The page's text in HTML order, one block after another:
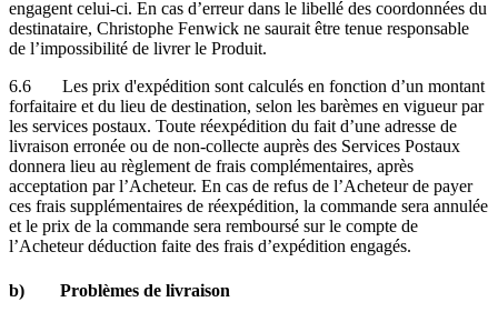
engagent celui-ci. En cas d’erreur dans le libellé des coordonnées du
destinataire, Christophe Fenwick ne saurait être tenue responsable
de l’impossibilité de livrer le Produit.
6.6 Les prix d'expédition sont calculés en fonction d’un montant
forfaitaire et du lieu de destination, selon les barèmes en vigueur par
les services postaux. Toute réexpédition du fait d’une adresse de
livraison erronée ou de non-collecte auprès des Services Postaux
donnera lieu au règlement de frais complémentaires, après
acceptation par l’Acheteur. En cas de refus de l’Acheteur de payer
ces frais supplémentaires de réexpédition, la commande sera annulée
et le prix de la commande sera remboursé sur le compte de
l’Acheteur déduction faite des frais d’expédition engagés.
b) Problèmes de livraison